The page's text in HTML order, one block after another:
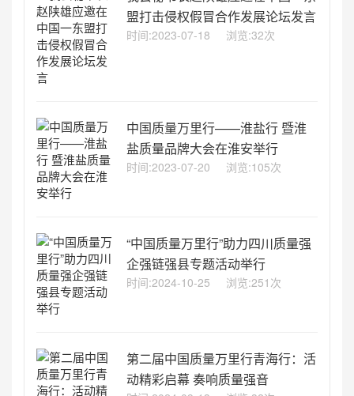
盟打击侵权假冒合作发展论坛发言
时间:2023-07-18 浏览:32次
中国质量万里行——淮盐行 暨淮
盐质量品牌大会在淮安举行
时间:2023-07-20 浏览:105次
“中国质量万里行”助力四川质量强
企强链强县专题活动举行
时间:2024-10-25 浏览:251次
第二届中国质量万里行青海行：活
动精彩启幕 奏响质量强音